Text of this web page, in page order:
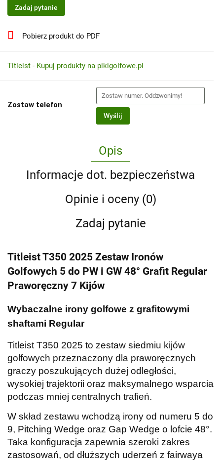
Zadaj pytanie
Pobierz produkt do PDF
Titleist - Kupuj produkty na pikigolfowe.pl
Zostaw telefon
Wyślij
Opis
Informacje dot. bezpieczeństwa
Opinie i oceny (0)
Zadaj pytanie
Titleist T350 2025 Zestaw Ironów
Golfowych 5 do PW i GW 48° Grafit Regular
Praworęczny 7 Kijów
Wybaczalne irony golfowe z grafitowymi
shaftami Regular
Titleist T350 2025 to zestaw siedmiu kijów
golfowych przeznaczony dla praworęcznych
graczy poszukujących dużej odległości,
wysokiej trajektorii oraz maksymalnego wsparcia
podczas mniej centralnych trafień.
W skład zestawu wchodzą irony od numeru 5 do
9, Pitching Wedge oraz Gap Wedge o lofcie 48°.
Taka konfiguracja zapewnia szeroki zakres
zastosowań, od dłuższych uderzeń z fairwaya